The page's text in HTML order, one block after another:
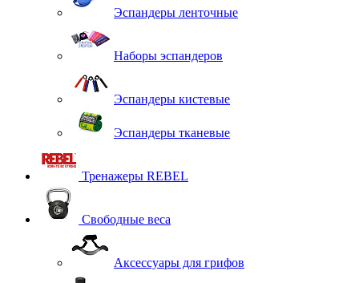
Эспандеры ленточные
Наборы эспандеров
Эспандеры кистевые
Эспандеры тканевые
Тренажеры REBEL
Свободные веса
Аксессуары для грифов